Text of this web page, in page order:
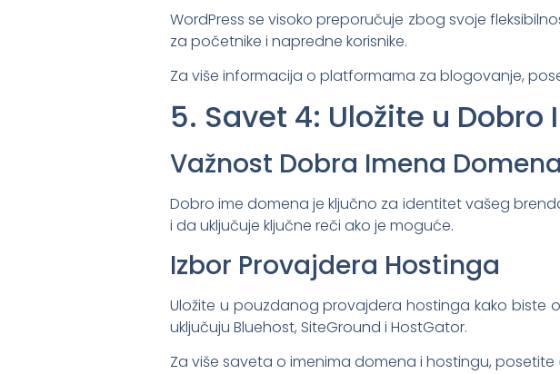
WordPress se visoko preporučuje zbog svoje
za početnike i napredne korisnike.
Za više informacija o platformama za blogovanje,
5. Savet 4: Uložite u
Važnost Dobra Imena Domena
Dobro ime domena je ključno za identitet vašeg
i da uključuje ključne reči ako je moguće.
Izbor Provajdera Hostinga
Uložite u pouzdanog provajdera hostinga kako biste
uključuju Bluehost, SiteGround i HostGator.
Za više saveta o imenima domena i hostingu, posetite